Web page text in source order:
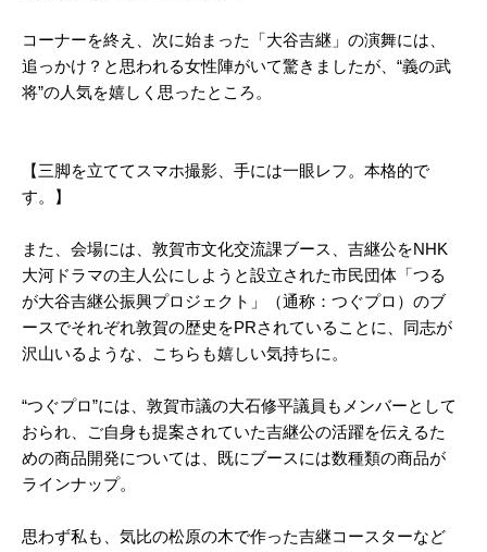
コーナーを終え、次に始まった「大谷吉継」の演舞には、
追っかけ？と思われる女性陣がいて驚きましたが、“義の武
将”の人気を嬉しく思ったところ。
【三脚を立ててスマホ撮影、手には一眼レフ。本格的で
す。】
また、会場には、敦賀市文化交流課ブース、吉継公をNHK
大河ドラマの主人公にしようと設立された市民団体「つる
が大谷吉継公振興プロジェクト」（通称：つぐプロ）のブ
ースでそれぞれ敦賀の歴史をPRされていることに、同志が
沢山いるような、こちらも嬉しい気持ちに。
“つぐプロ”には、敦賀市議の大石修平議員もメンバーとして
おられ、ご自身も提案されていた吉継公の活躍を伝えるた
めの商品開発については、既にブースには数種類の商品が
ラインナップ。
思わず私も、気比の松原の木で作った吉継コースターなど